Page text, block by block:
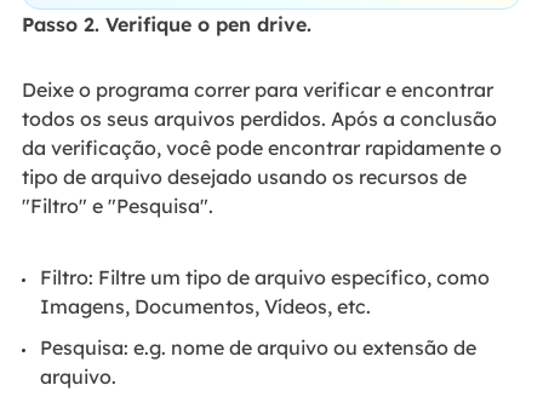
Passo 2. Verifique o pen drive.
Deixe o programa correr para verificar e encontrar
todos os seus arquivos perdidos. Após a conclusão
da verificação, você pode encontrar rapidamente o
tipo de arquivo desejado usando os recursos de
"Filtro" e "Pesquisa".
Filtro: Filtre um tipo de arquivo específico, como
Imagens, Documentos, Vídeos, etc.
Pesquisa: e.g. nome de arquivo ou extensão de
arquivo.